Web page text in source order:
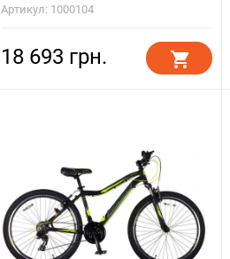
Артикул: 1000104
18 693 грн.